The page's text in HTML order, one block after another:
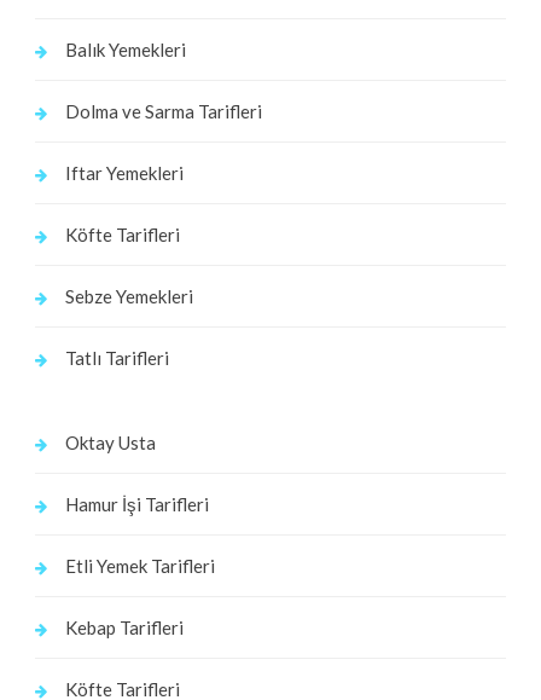
Balık Yemekleri
Dolma ve Sarma Tarifleri
Iftar Yemekleri
Köfte Tarifleri
Sebze Yemekleri
Tatlı Tarifleri
Oktay Usta
Hamur İşi Tarifleri
Etli Yemek Tarifleri
Kebap Tarifleri
Köfte Tarifleri